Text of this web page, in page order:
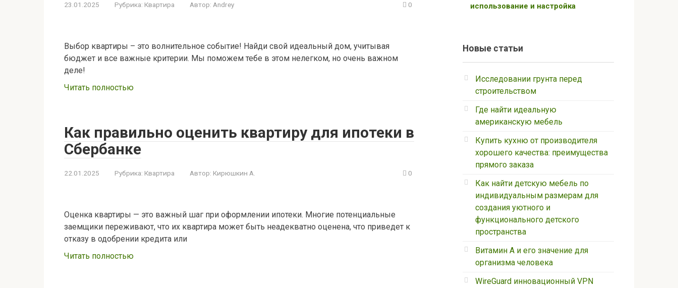
23.01.2025 Рубрика: Квартира Автор: Andrey 0
Выбор квартиры – это волнительное событие! Найди свой идеальный дом, учитывая
бюджет и все важные критерии. Мы поможем тебе в этом нелегком, но очень важном
деле!
Читать полностью
Как правильно оценить квартиру для ипотеки в
Сбербанке
22.01.2025 Рубрика: Квартира Автор: Кирюшкин А. 0
Оценка квартиры — это важный шаг при оформлении ипотеки. Многие потенциальные
заемщики переживают, что их квартира может быть неадекватно оценена, что приведет к
отказу в одобрении кредита или
Читать полностью
использование и настройка
Новые статьи
Исследовании грунта перед
строительством
Где найти идеальную
американскую мебель
Купить кухню от производителя
хорошего качества: преимущества
прямого заказа
Как найти детскую мебель по
индивидуальным размерам для
создания уютного и
функционального детского
пространства
Витамин А и его значение для
организма человека
WireGuard инновационный VPN